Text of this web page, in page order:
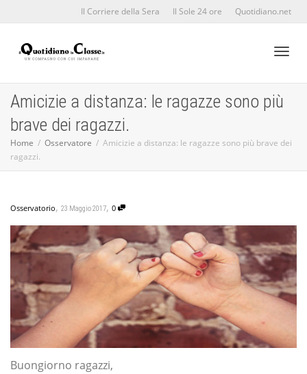
Il Corriere della Sera Il Sole 24 ore Quotidiano.net
Amicizie a distanza: le ragazze sono più
brave dei ragazzi.
Home Osservatore
Amicizie a distanza: le ragazze sono più brave dei
ragazzi.
Osservatorio, 23 Maggio 2017, 0
Buongiorno ragazzi,